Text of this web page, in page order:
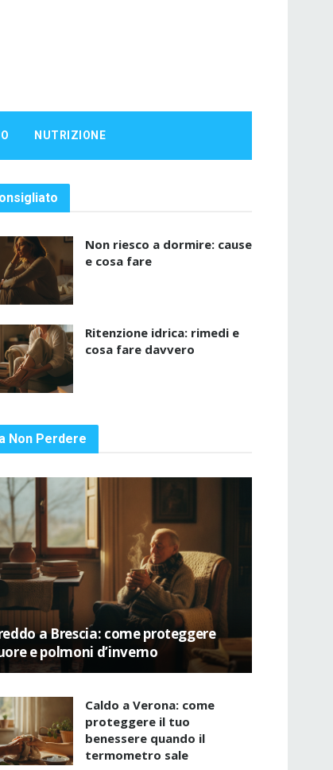
NUTRIZIONE
Non riesco a dormire: cause
e cosa fare
Ritenzione idrica: rimedi e
cosa fare davvero
Non Perdere
a Brescia: come proteggere
e polmoni d’inverno
Caldo a Verona: come
proteggere il tuo
benessere quando il
termometro sale